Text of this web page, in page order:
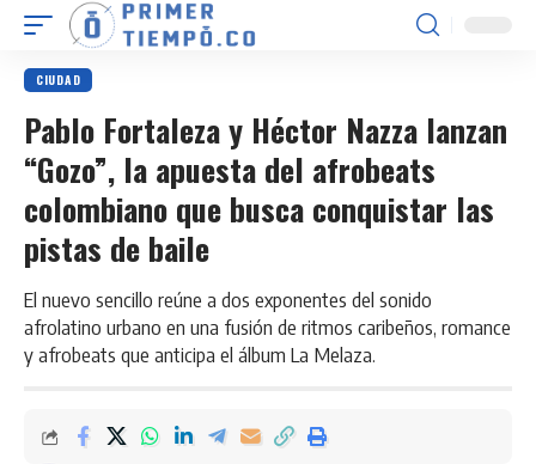
CIUDAD
Pablo Fortaleza y Héctor Nazza lanzan
“Gozo”, la apuesta del afrobeats
colombiano que busca conquistar las
pistas de baile
El nuevo sencillo reúne a dos exponentes del sonido
afrolatino urbano en una fusión de ritmos caribeños, romance
y afrobeats que anticipa el álbum La Melaza.